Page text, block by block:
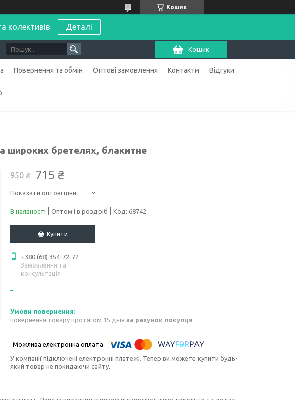
Кошик
колективів Деталі
Кошик
Повернення та обмін Оптові замовлення Контакти Відгуки
широких бретелях, блакитне
950 ₴ 715 ₴
Показати оптові ціни
В наявності Оптом і в роздріб Код: 68742
Купити
+380 (68) 354-72-72
Замовлення та
консультація
повернення товару протягом 15 днів за рахунок покупця
У компанії підключені електронні платежі. Тепер ви можете купити будь-
який товар не покидаючи сайту.